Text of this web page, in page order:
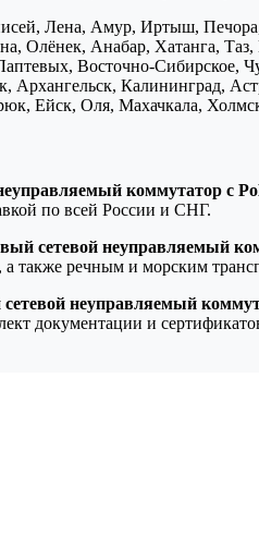
Лена, Амур, Иртыш,
Олёнек, Анабар, Хатанга,
Восточно-
Калининград,
Ейск, Оля, Махачкала,
коммутатор с
по всей России и СНГ.
сетевой неуправляемый
также речным и морским
неуправляемый
документации и